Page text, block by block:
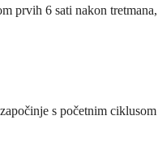
prvih 6 sati nakon
s početnim